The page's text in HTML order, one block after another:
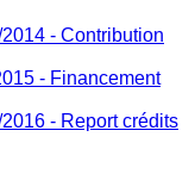
- Contribution
- Financement
- Report crédits